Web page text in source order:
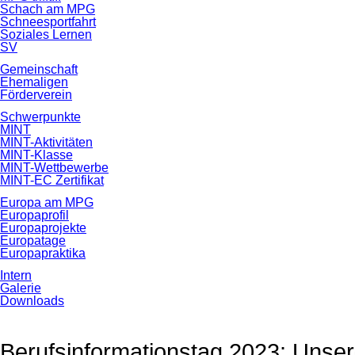
Schach am MPG
Schneesportfahrt
Soziales Lernen
SV
Gemeinschaft
Ehemaligen
Förderverein
Schwerpunkte
MINT
MINT-Aktivitäten
MINT-Klasse
MINT-Wettbewerbe
MINT-EC Zertifikat
Europa am MPG
Europaprofil
Europaprojekte
Europatage
Europapraktika
Intern
Galerie
Downloads